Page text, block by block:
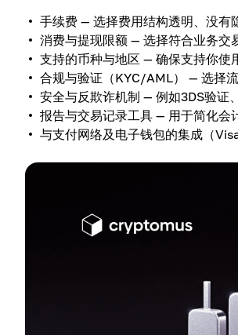
手续费 — 选择费用结构透明、没有
消费与提现限额 — 选择符合业务交
支持的币种与地区 — 确保支持你使
合规与验证（KYC/AML） — 选择
安全与反欺诈机制 — 例如3DS验证
报告与交易记录工具 — 用于简化会
与支付网络及电子钱包的集成（